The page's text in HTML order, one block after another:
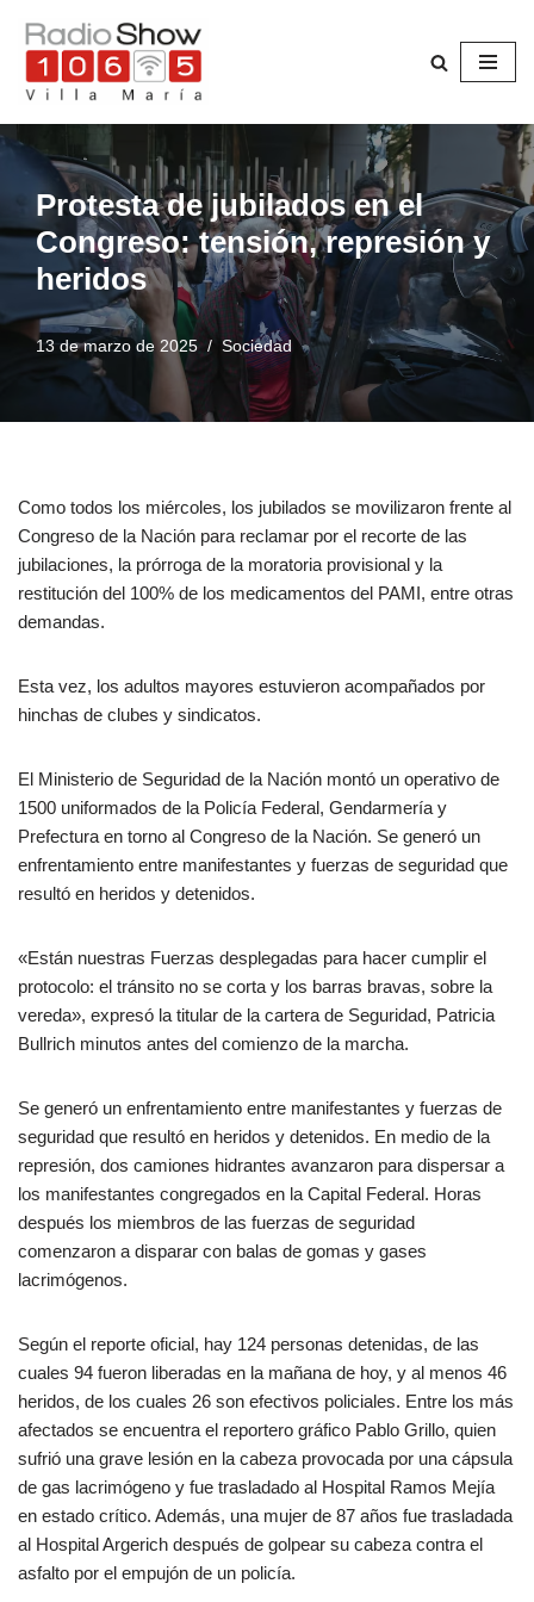
Saltar
al
contenido
Protesta de jubilados en el
Congreso: tensión, represión y
heridos
13 de marzo de 2025 Sociedad
Como todos los miércoles, los jubilados se movilizaron frente al
Congreso de la Nación para reclamar por el recorte de las
jubilaciones, la prórroga de la moratoria provisional y la
restitución del 100% de los medicamentos del PAMI, entre otras
demandas.
Esta vez, los adultos mayores estuvieron acompañados por
hinchas de clubes y sindicatos.
El Ministerio de Seguridad de la Nación montó un operativo de
1500 uniformados de la Policía Federal, Gendarmería y
Prefectura en torno al Congreso de la Nación. Se generó un
enfrentamiento entre manifestantes y fuerzas de seguridad que
resultó en heridos y detenidos.
«Están nuestras Fuerzas desplegadas para hacer cumplir el
protocolo: el tránsito no se corta y los barras bravas, sobre la
vereda», expresó la titular de la cartera de Seguridad, Patricia
Bullrich minutos antes del comienzo de la marcha.
Se generó un enfrentamiento entre manifestantes y fuerzas de
seguridad que resultó en heridos y detenidos. En medio de la
represión, dos camiones hidrantes avanzaron para dispersar a
los manifestantes congregados en la Capital Federal. Horas
después los miembros de las fuerzas de seguridad
comenzaron a disparar con balas de gomas y gases
lacrimógenos.
Según el reporte oficial, hay 124 personas detenidas, de las
cuales 94 fueron liberadas en la mañana de hoy, y al menos 46
heridos, de los cuales 26 son efectivos policiales. Entre los más
afectados se encuentra el reportero gráfico Pablo Grillo, quien
sufrió una grave lesión en la cabeza provocada por una cápsula
de gas lacrimógeno y fue trasladado al Hospital Ramos Mejía
en estado crítico. Además, una mujer de 87 años fue trasladada
al Hospital Argerich después de golpear su cabeza contra el
asfalto por el empujón de un policía.